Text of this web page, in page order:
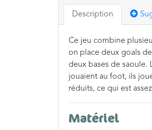
Description
Ce jeu combine
on place deux goals
deux bases de saoule.
jouaient au foot, ils
réduits, ce qui est
Matériel